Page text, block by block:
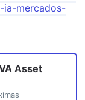
ia-mercados-
Asset